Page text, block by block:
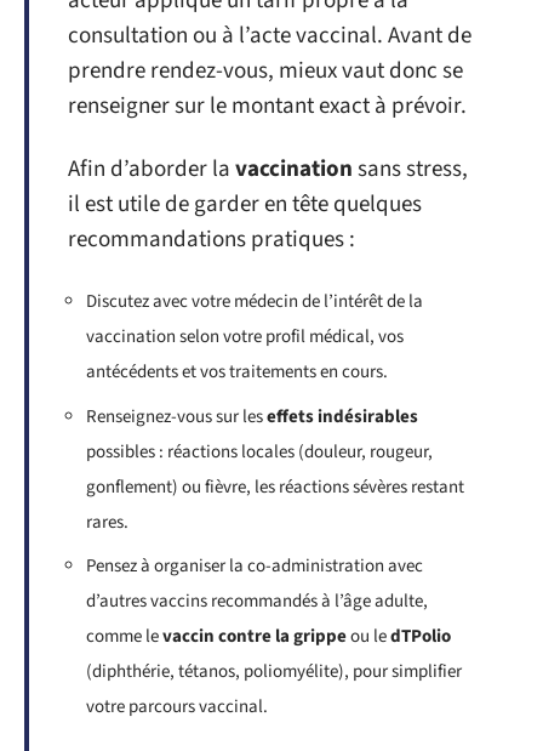
consultation ou à l’acte vaccinal. Avant de
prendre rendez-vous, mieux vaut donc se
renseigner sur le montant exact à prévoir.
Afin d’aborder lavaccinationsans stress,
il est utile de garder en tête quelques
recommandations pratiques :
Discutez avec votre médecin de l’intérêt de la
vaccination selon votre profil médical, vos
antécédents et vos traitements en cours.
Renseignez-vous sur leseffets indésirables
possibles : réactions locales (douleur, rougeur,
gonflement) ou fièvre, les réactions sévères restant
rares.
Pensez à organiser la co-administration avec
d’autres vaccins recommandés à l’âge adulte,
comme levaccin contre la grippeou ledTPolio
(diphthérie, tétanos, poliomyélite), pour simplifier
votre parcours vaccinal.